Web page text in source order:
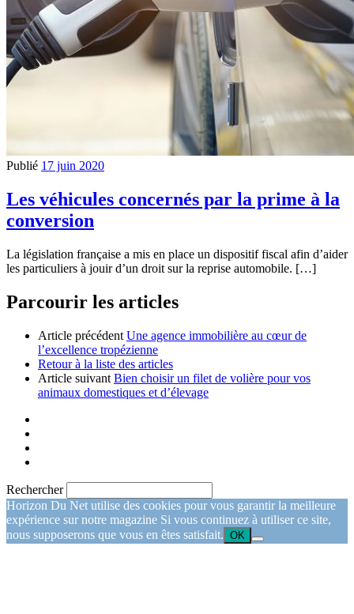
Publié 17 juin 2020
Les véhicules concernés par la prime à la
conversion
La législation française a mis en place un dispositif fiscal afin d’aider
les particuliers à jouir d’un droit sur la reprise automobile. […]
Parcourir les articles
Article précédent Une agence immobilière au cœur de
l’excellence tropézienne
Retour à la liste des articles
Article suivant Bien choisir un filet de volière pour vos
animaux domestiques et d’élevage
Rechercher
Horizon Du Net utilise des cookies pour vous garantir la meilleure
expérience sur notre magazine Si vous continuez à utiliser ce site,
nous supposerons que vous en êtes satisfait. OK